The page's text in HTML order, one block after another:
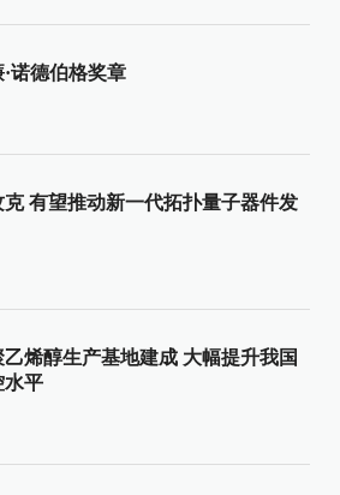
诺德伯格奖章
有望推动新一代拓扑量子器件发
烯醇生产基地建成 大幅提升我国
水平